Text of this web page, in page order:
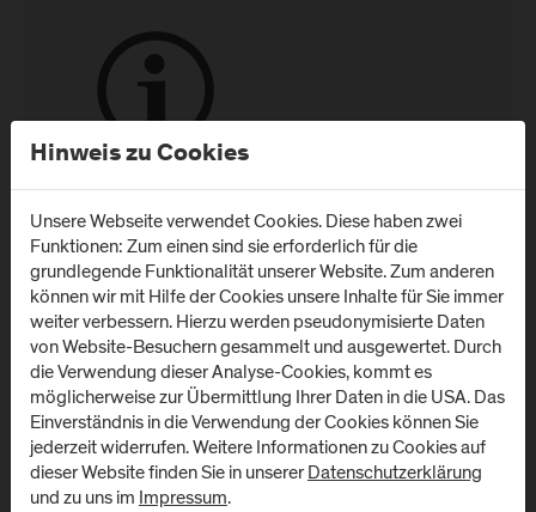
Zugangsvoraussetzungen wenden Sie sich
gerne an das Team der Studienberatung
unter
unter
studienberatung@fh-salzburg.ac.at.
* Inhalte vorbehaltlich laufender
Studiengangsaktualisierungen, Tippfehler und Irrtümer (Stand
26.07.2023)
Hinweis zu Cookies
Unsere Webseite verwendet Cookies. Diese haben zwei
Funktionen: Zum einen sind sie erforderlich für die
grundlegende Funktionalität unserer Website. Zum anderen
können wir mit Hilfe der Cookies unsere Inhalte für Sie immer
weiter verbessern. Hierzu werden pseudonymisierte Daten
von Website-Besuchern gesammelt und ausgewertet. Durch
die Verwendung dieser Analyse-Cookies, kommt es
möglicherweise zur Übermittlung Ihrer Daten in die USA. Das
Einverständnis in die Verwendung der Cookies können Sie
jederzeit widerrufen. Weitere Informationen zu Cookies auf
dieser Website finden Sie in unsererDatenschutzerklärung
und zu uns im Impressum.